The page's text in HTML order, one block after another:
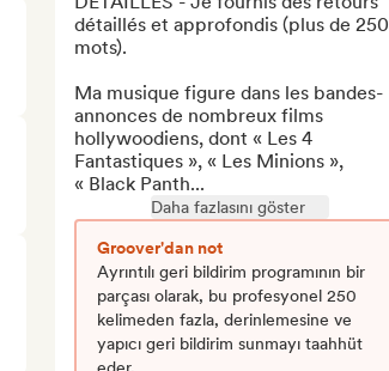
détaillés et approfondis (plus de 250
mots).
Ma musique figure dans les bandes-
annonces de nombreux films
hollywoodiens, dont « Les 4
Fantastiques », « Les Minions »,
« Black Panth...
Daha fazlasını göster
Groover'dan not
Ayrıntılı geri bildirim programının bir
parçası olarak, bu profesyonel 250
kelimeden fazla, derinlemesine ve
yapıcı geri bildirim sunmayı taahhüt